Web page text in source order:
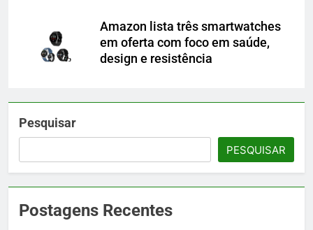
Amazon lista três smartwatches
em oferta com foco em saúde,
design e resistência
Pesquisar
PESQUISAR
Postagens Recentes